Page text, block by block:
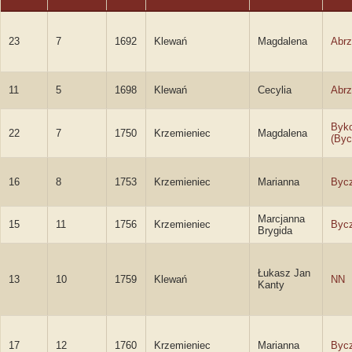
23 7 1692 Klewań Magdalena
11 5 1698 Klewań Cecylia
22 7 1750 Krzemieniec Magdalena
16 8 1753 Krzemieniec Marianna
15 11 1756 Krzemieniec
Marcjanna
Brygida
13 10 1759 Klewań
Łukasz Jan
Kanty
NN
17 12 1760 Krzemieniec Marianna